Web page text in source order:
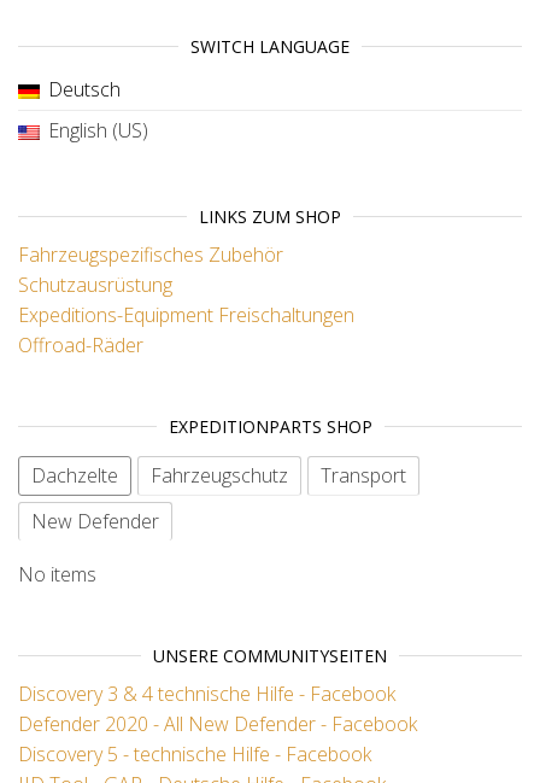
SWITCH LANGUAGE
Deutsch
English (US)
LINKS ZUM SHOP
Fahrzeugspezifisches Zubehör
Schutzausrüstung
Expeditions-Equipment Freischaltungen
Offroad-Räder
EXPEDITIONPARTS SHOP
Dachzelte Fahrzeugschutz
Transport
New Defender
No items
UNSERE COMMUNITYSEITEN
Discovery 3 & 4 technische Hilfe - Facebook
Defender 2020 - All New Defender - Facebook
Discovery 5 - technische Hilfe - Facebook